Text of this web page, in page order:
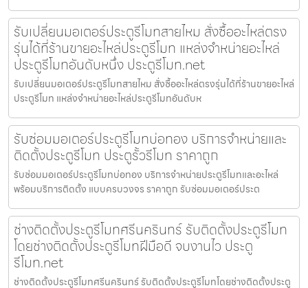
รับเปลี่ยนมอเตอร์ประตูรีโมทสายไหม สั่งซื้ออะไหล่ตรง
รุ่นได้ที่ร้านขายอะไหล่ประตูรีโมท แหล่งจำหน่ายอะไหล่
ประตูรีโมทอันดับหนึ่ง ประตูรีโมท.net
รับเปลี่ยนมอเตอร์ประตูรีโมทสายไหม สั่งซื้ออะไหล่ตรงรุ่นได้ที่ร้านขายอะไหล่
ประตูรีโมท แหล่งจำหน่ายอะไหล่ประตูรีโมทอันดับห
รับซ่อมมอเตอร์ประตูรีโมทบ่อทอง บริการจำหน่ายและ
ติดตั้งประตูรีโมท ประตูรั้วรีโมท ราคาถูก
รับซ่อมมอเตอร์ประตูรีโมทบ่อทอง บริการจำหน่ายประตูรีโมทและอะไหล่
พร้อมบริการติดตั้ง แบบครบวงจร ราคาถูก รับซ่อมมอเตอร์ประต
ช่างติดตั้งประตูรีโมทศรีนครินทร์ รับติดตั้งประตูรีโมท
โดยช่างติดตั้งประตูรีโมทฝีมือดี จบงานไว ประตู
รีโมท.net
ช่างติดตั้งประตูรีโมทศรีนครินทร์ รับติดตั้งประตูรีโมทโดยช่างติดตั้งประตู